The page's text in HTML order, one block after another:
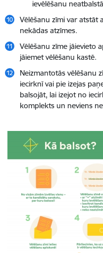
ievēlēšanu
Vēlēšanu zīmi var atstāt
nekādas atzīmes.
Vēlēšanu zīme jāievieto
jāiemet vēlēšanu kastē.
Neizmantotās vēlēšanu
iecirknī vai pie izejas
balsojāt, lai izejot no
komplekts un neviens